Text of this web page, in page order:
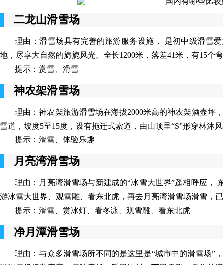
二龙山滑雪场
理由：滑雪场具有完善的旅游服务设施， 是初中级滑雪
地，尽享大自然的旖旎风光。全长1200米，落差41米，有15个
提示：赏雪、滑雪
神农架滑雪场
理由：神农架旅游滑雪场在海拔2000米高的神农架酒壶坪
雪道，坡度5至15度，设有拖迁式索道，由山顶呈“S”形穿林沐
提示：滑雪、体验乐趣
月亮湾滑雪场
理由：月亮湾滑雪场与新建成的“冰雪大世界”遥相呼应，
游冰雪大世界、观雪雕、看东北虎，再去月亮湾滑雪场滑雪，
提示：滑雪、赏冰灯、看冬泳、观雪雕、看东北虎
净月潭滑雪场
理由：与众多滑雪场所不同的是这里是“城市中的滑雪场”